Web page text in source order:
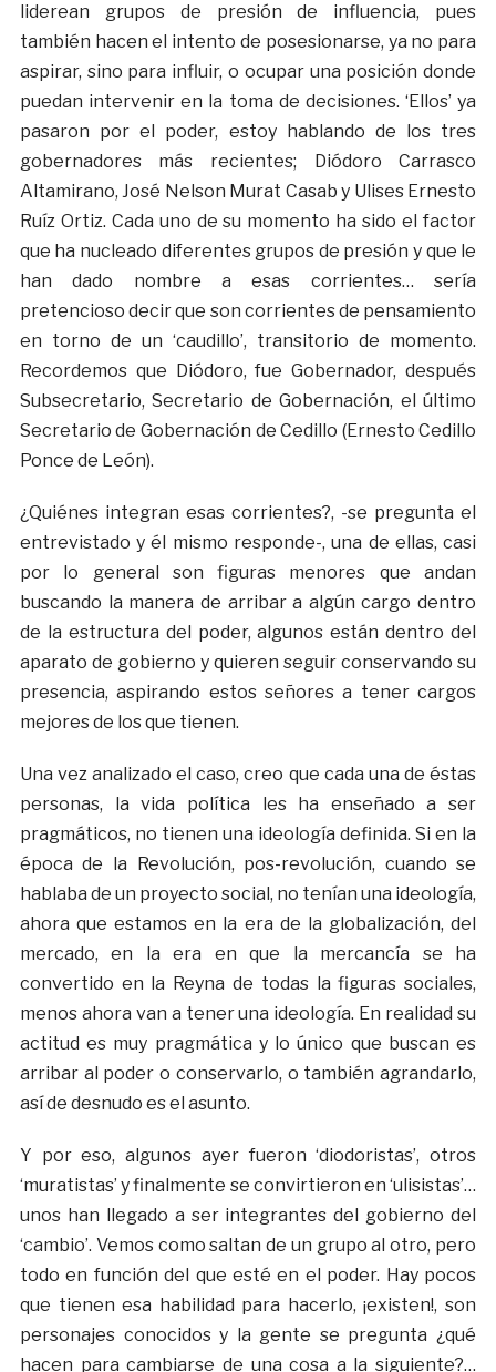
liderean grupos de presión de influencia, pues
también hacen el intento de posesionarse, ya no para
aspirar, sino para influir, o ocupar una posición donde
puedan intervenir en la toma de decisiones. ‘Ellos’ ya
pasaron por el poder, estoy hablando de los tres
gobernadores más recientes; Diódoro Carrasco
Altamirano, José Nelson Murat Casab y Ulises Ernesto
Ruíz Ortiz. Cada uno de su momento ha sido el factor
que ha nucleado diferentes grupos de presión y que le
han dado nombre a esas corrientes… sería
pretencioso decir que son corrientes de pensamiento
en torno de un ‘caudillo’, transitorio de momento.
Recordemos que Diódoro, fue Gobernador, después
Subsecretario, Secretario de Gobernación, el último
Secretario de Gobernación de Cedillo (Ernesto Cedillo
Ponce de León).
¿Quiénes integran esas corrientes?, -se pregunta el
entrevistado y él mismo responde-, una de ellas, casi
por lo general son figuras menores que andan
buscando la manera de arribar a algún cargo dentro
de la estructura del poder, algunos están dentro del
aparato de gobierno y quieren seguir conservando su
presencia, aspirando estos señores a tener cargos
mejores de los que tienen.
Una vez analizado el caso, creo que cada una de éstas
personas, la vida política les ha enseñado a ser
pragmáticos, no tienen una ideología definida. Si en la
época de la Revolución, pos-revolución, cuando se
hablaba de un proyecto social, no tenían una ideología,
ahora que estamos en la era de la globalización, del
mercado, en la era en que la mercancía se ha
convertido en la Reyna de todas la figuras sociales,
menos ahora van a tener una ideología. En realidad su
actitud es muy pragmática y lo único que buscan es
arribar al poder o conservarlo, o también agrandarlo,
así de desnudo es el asunto.
Y por eso, algunos ayer fueron ‘diodoristas’, otros
‘muratistas’ y finalmente se convirtieron en ‘ulisistas’…
unos han llegado a ser integrantes del gobierno del
‘cambio’. Vemos como saltan de un grupo al otro, pero
todo en función del que esté en el poder. Hay pocos
que tienen esa habilidad para hacerlo, ¡existen!, son
personajes conocidos y la gente se pregunta ¿qué
hacen para cambiarse de una cosa a la siguiente?…